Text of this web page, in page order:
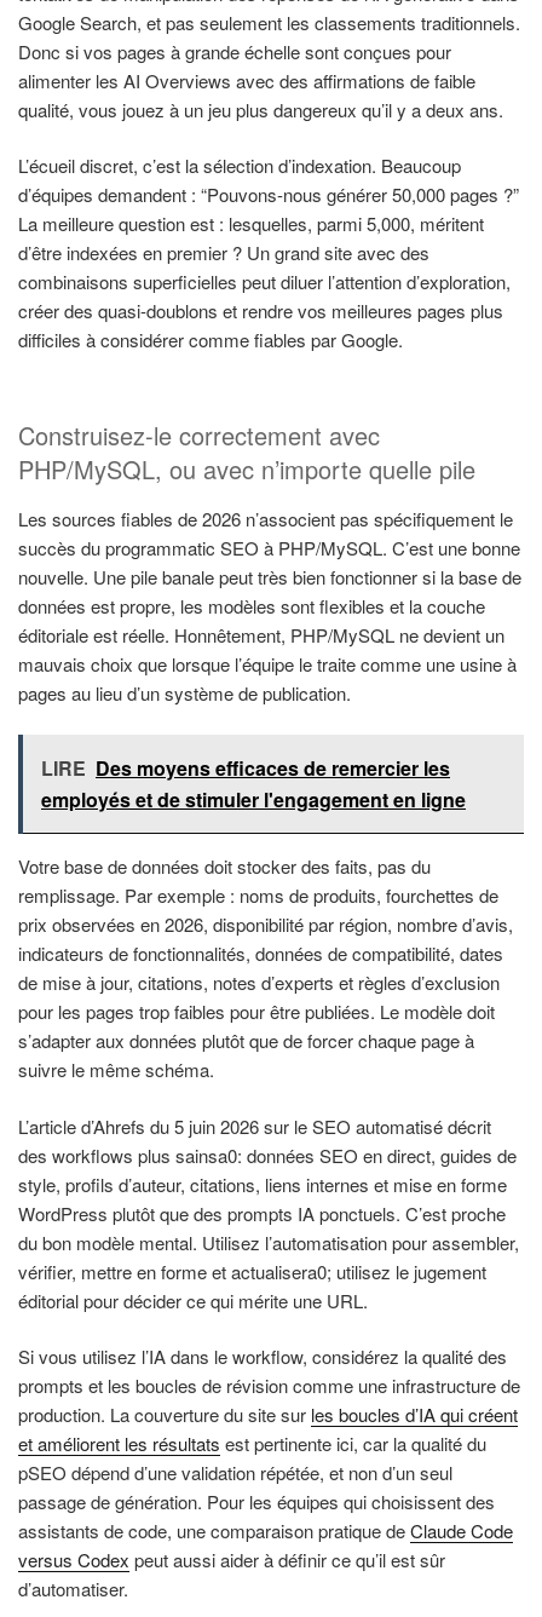
Google Search, et pas seulement les classements traditionnels.
Donc si vos pages à grande échelle sont conçues pour
alimenter les AI Overviews avec des affirmations de faible
qualité, vous jouez à un jeu plus dangereux qu’il y a deux ans.
L’écueil discret, c’est la sélection d’indexation. Beaucoup
d’équipes demandent : “Pouvons-nous générer 50,000 pages ?”
La meilleure question est : lesquelles, parmi 5,000, méritent
d’être indexées en premier ? Un grand site avec des
combinaisons superficielles peut diluer l’attention d’exploration,
créer des quasi-doublons et rendre vos meilleures pages plus
difficiles à considérer comme fiables par Google.
Construisez-le correctement avec
PHP/MySQL, ou avec n’importe quelle pile
Les sources fiables de 2026 n’associent pas spécifiquement le
succès du programmatic SEO à PHP/MySQL. C’est une bonne
nouvelle. Une pile banale peut très bien fonctionner si la base de
données est propre, les modèles sont flexibles et la couche
éditoriale est réelle. Honnêtement, PHP/MySQL ne devient un
mauvais choix que lorsque l’équipe le traite comme une usine à
pages au lieu d’un système de publication.
LIRE Des moyens efficaces de remercier les
employés et de stimuler l'engagement en ligne
Votre base de données doit stocker des faits, pas du
remplissage. Par exemple : noms de produits, fourchettes de
prix observées en 2026, disponibilité par région, nombre d’avis,
indicateurs de fonctionnalités, données de compatibilité, dates
de mise à jour, citations, notes d’experts et règles d’exclusion
pour les pages trop faibles pour être publiées. Le modèle doit
s’adapter aux données plutôt que de forcer chaque page à
suivre le même schéma.
L’article d’Ahrefs du 5 juin 2026 sur le SEO automatisé décrit
des workflows plus sainsa0: données SEO en direct, guides de
style, profils d’auteur, citations, liens internes et mise en forme
WordPress plutôt que des prompts IA ponctuels. C’est proche
du bon modèle mental. Utilisez l’automatisation pour assembler,
vérifier, mettre en forme et actualisera0; utilisez le jugement
éditorial pour décider ce qui mérite une URL.
Si vous utilisez l’IA dans le workflow, considérez la qualité des
prompts et les boucles de révision comme une infrastructure de
production. La couverture du site sur les boucles d’IA qui créent
et améliorent les résultats est pertinente ici, car la qualité du
pSEO dépend d’une validation répétée, et non d’un seul
passage de génération. Pour les équipes qui choisissent des
assistants de code, une comparaison pratique deClaude Code
versus Codex peut aussi aider à définir ce qu’il est sûr
d’automatiser.